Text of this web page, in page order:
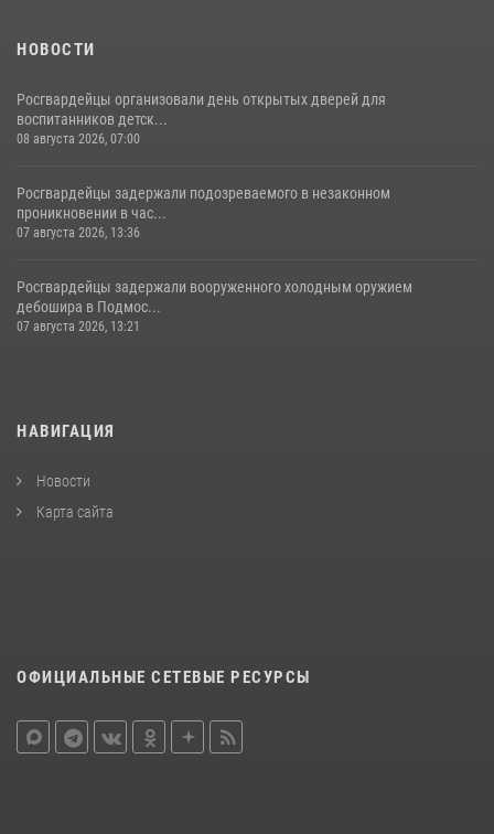
НОВОСТИ
Росгвардейцы организовали день открытых дверей для
воспитанников детск...
08 августа 2026, 07:00
Росгвардейцы задержали подозреваемого в незаконном
проникновении в час...
07 августа 2026, 13:36
Росгвардейцы задержали вооруженного холодным оружием
дебошира в Подмос...
07 августа 2026, 13:21
НАВИГАЦИЯ
Новости
Карта сайта
ОФИЦИАЛЬНЫЕ СЕТЕВЫЕ РЕСУРСЫ